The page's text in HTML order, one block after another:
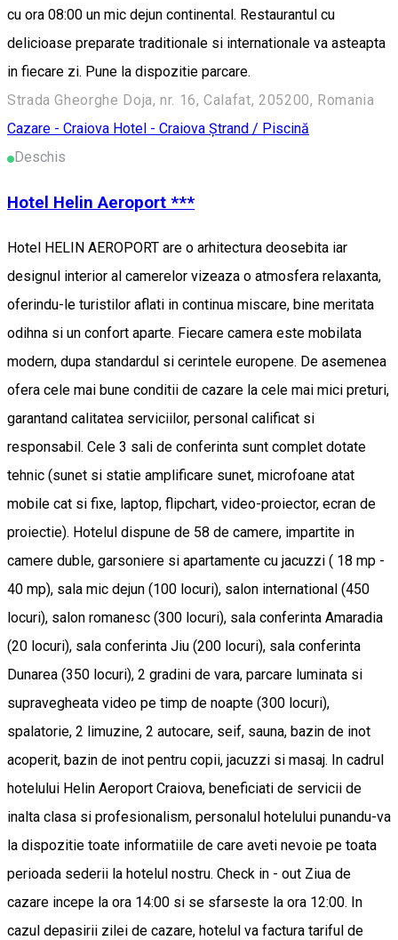
cu ora 08:00 un mic dejun continental. Restaurantul cu
delicioase preparate traditionale si internationale va asteapta
in fiecare zi. Pune la dispozitie parcare.
Strada Gheorghe Doja, nr. 16, Calafat, 205200, Romania
Cazare - Craiova Hotel - Craiova Ștrand / Piscină
Deschis
Hotel Helin Aeroport ***
Hotel HELIN AEROPORT are o arhitectura deosebita iar
designul interior al camerelor vizeaza o atmosfera relaxanta,
oferindu-le turistilor aflati in continua miscare, bine meritata
odihna si un confort aparte. Fiecare camera este mobilata
modern, dupa standardul si cerintele europene. De asemenea
ofera cele mai bune conditii de cazare la cele mai mici preturi,
garantand calitatea serviciilor, personal calificat si
responsabil. Cele 3 sali de conferinta sunt complet dotate
tehnic (sunet si statie amplificare sunet, microfoane atat
mobile cat si fixe, laptop, flipchart, video-proiector, ecran de
proiectie). Hotelul dispune de 58 de camere, impartite in
camere duble, garsoniere si apartamente cu jacuzzi ( 18 mp -
40 mp), sala mic dejun (100 locuri), salon international (450
locuri), salon romanesc (300 locuri), sala conferinta Amaradia
(20 locuri), sala conferinta Jiu (200 locuri), sala conferinta
Dunarea (350 locuri), 2 gradini de vara, parcare luminata si
supravegheata video pe timp de noapte (300 locuri),
spalatorie, 2 limuzine, 2 autocare, seif, sauna, bazin de inot
acoperit, bazin de inot pentru copii, jacuzzi si masaj. In cadrul
hotelului Helin Aeroport Craiova, beneficiati de servicii de
inalta clasa si profesionalism, personalul hotelului punandu-va
la dispozitie toate informatiile de care aveti nevoie pe toata
perioada sederii la hotelul nostru. Check in - out Ziua de
cazare incepe la ora 14:00 si se sfarseste la ora 12:00. In
cazul depasirii zilei de cazare, hotelul va factura tariful de